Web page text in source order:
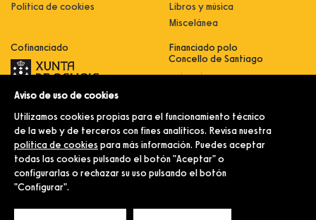
Política de cookies
Libros y música
Miscelánea
Cofinanciado
Innovación, dixitalización e
comercialización e expansión do
sector comercial e artesanal
Implantación e pulo da estratexia
dixital e modernización do sector
comercial e artesanal (CO300C
2021)
Financiado polo
Concello de Santiago
© Merlín e Familia.
Aviso de uso de cookies
Utilizamos cookies propias para el funcionamiento técnico
de la web y de terceros con fines analíticos. Revisa nuestra
política de cookies para más información. Puedes aceptar
todas las cookies pulsando el botón "Aceptar" o
configurarlas o rechazar su uso pulsando el botón
"Configurar".